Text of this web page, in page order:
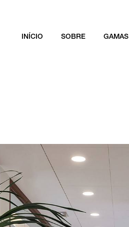
INÍCIO SOBRE GAMAS